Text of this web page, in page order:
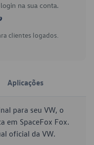
na sua conta.
clientes logados.
Aplicações
para seu VW, o
em SpaceFox Fox.
oficial da VW.